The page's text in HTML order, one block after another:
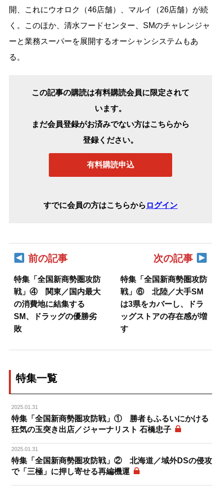
開、これにウオロク（46店舗）、マルイ（26店舗）が続
く。このほか、清水フードセンター、SMのチャレンジャ
ーと業務スーパーを展開するオーシャンシステムもあ
る。
この記事の購読は有料購読会員に限定されて
います。
まだ会員登録がお済みでない方はこちらから
登録ください。
有料購読申込
すでに会員の方はこちらから ログイン
前の記事
特集「全国新商勢圏攻防
戦」④ 関東／国内最大
の消費地に結集する
SM、ドラッグの優勝劣
敗
次の記事
特集「全国新商勢圏攻防
戦」⑥ 北陸／大手SM
は3県をカバーし、ドラ
ッグストアの存在感が増
す
特集一覧
2025.01.31
特集「全国新商勢圏攻防戦」① 勝者もふるいにかける
狂気の玉突き出店／ジャーナリスト 石橋忠子
2025.01.31
特集「全国新商勢圏攻防戦」② 北海道／域外DSの侵攻
で「三極」に押し寄せる再編機運